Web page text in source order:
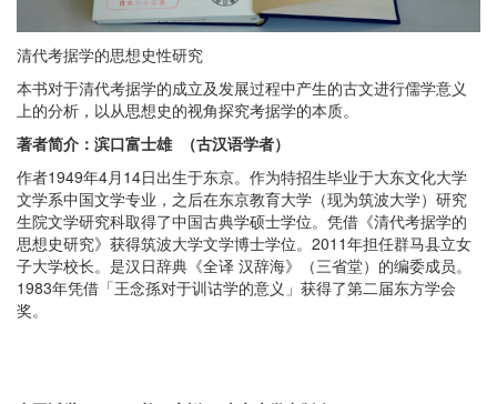
清代考据学的思想史性研究
本书对于清代考据学的成立及发展过程中产生的古文进行儒学意义
上的分析，以从思想史的视角探究考据学的本质。
著者简介：滨口富士雄 （古汉语学者）
作者1949年4月14日出生于东京。作为特招生毕业于大东文化大学
文学系中国文学专业，之后在东京教育大学（现为筑波大学）研究
生院文学研究科取得了中国古典学硕士学位。凭借《清代考据学的
思想史研究》获得筑波大学文学博士学位。2011年担任群马县立女
子大学校长。是汉日辞典《全译 汉辞海》（三省堂）的编委成员。
1983年凭借「王念孫对于训诂学的意义」获得了第二届东方学会
奖。